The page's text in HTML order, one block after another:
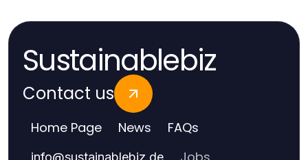
Sustainablebiz
Contact us
Home Page News FAQs
info@sustainablebiz.de